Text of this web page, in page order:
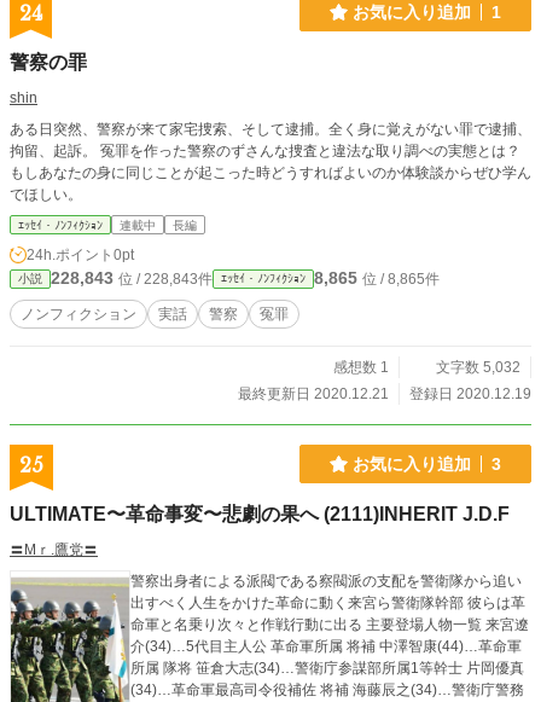
機動作戦群 第1機動隊 指定戦闘員 3等士官 嵩寺祐伍(31)…広
域機動作戦群 第1機動隊 指定戦闘員 3等士官 京原拓也(46)…
嵜塚孝敏(53)…警衛庁 副幕僚総監 尾津嘉燿(54)…内閣府行政
人事院 11代目院長
24 お気に入り追加 1
警察の罪
shin
ある日突然、警察が来て家宅捜索、そして逮捕。全く身に覚えがない罪で逮捕、
拘留、起訴。 冤罪を作った警察のずさんな捜査と違法な取り調べの実態とは？
もしあなたの身に同じことが起こった時どうすればよいのか体験談からぜひ学ん
でほしい。
ｴｯｾｲ・ﾉﾝﾌｨｸｼｮﾝ 連載中 長編
24h.ポイント 0pt
小説 228,843 位 / 228,843件 ｴｯｾｲ・ﾉﾝﾌｨｸｼｮﾝ 8,865 位 / 8,865件
ノンフィクション 実話 警察 冤罪
感想数 1
文字数 5,032
最終更新日 2020.12.21
登録日 2020.12.19
25 お気に入り追加 3
ULTIMATE〜革命事変〜悲劇の果へ (2111)INHERIT J.D.F
〓Mｒ.鷹党〓
警察出身者による派閥である察閥派の支配を警衛隊から追い
出すべく人生をかけた革命に動く来宮ら警衛隊幹部 彼らは革
命軍と名乗り次々と作戦行動に出る 主要登場人物一覧 来宮遼
介(34)…5代目主人公 革命軍所属 将補 中澤智康(44)…革命軍
所属 隊将 笹倉大志(34)…警衛庁参謀部所属1等幹士 片岡優真
(34)…革命軍最高司令役補佐 将補 海藤辰之(34)…警衛庁警務